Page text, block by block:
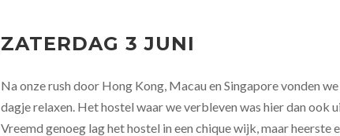
ZATERDAG 3 JUNI
Na onze rush door Hong Kong, Macau en Singapore vonden
dagje relaxen. Het hostel waar we verbleven was hier dan ook
Vreemd genoeg lag het hostel in een chique wijk, maar heerste